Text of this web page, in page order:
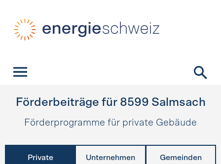
Förderbeiträge für 8599 Salmsach
Förderprogramme für private Gebäude
Private Unternehmen Gemeinden